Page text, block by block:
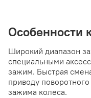
Особенности
Широкий диапазон
специальными
зажим. Быстрая
приводу
зажима колеса.